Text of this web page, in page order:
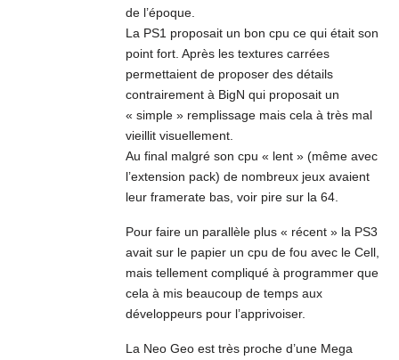
de l’époque.
La PS1 proposait un bon cpu ce qui était son
point fort. Après les textures carrées
permettaient de proposer des détails
contrairement à BigN qui proposait un
« simple » remplissage mais cela à très mal
vieillit visuellement.
Au final malgré son cpu « lent » (même avec
l’extension pack) de nombreux jeux avaient
leur framerate bas, voir pire sur la 64.
Pour faire un parallèle plus « récent » la PS3
avait sur le papier un cpu de fou avec le Cell,
mais tellement compliqué à programmer que
cela à mis beaucoup de temps aux
développeurs pour l’apprivoiser.
La Neo Geo est très proche d’une Mega